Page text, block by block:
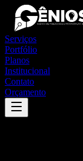
Serviços
Portfólio
Planos
Institucional
Contato
Orçamento